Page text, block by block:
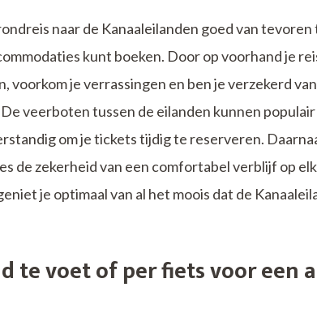
naar de Kanaaleilanden goed van
kunt boeken. Door op voorhand je
voorkom je verrassingen en ben je verzekerd
veerboten tussen de eilanden kunnen
om je tickets tijdig te reserveren.
de zekerheid van een comfortabel verblijf op
je optimaal van al het moois dat de
te voet of per fiets voor een